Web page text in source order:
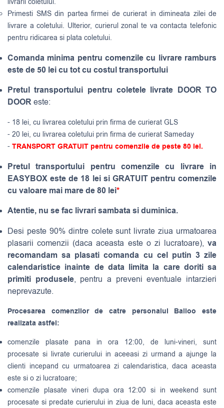
Primesti SMS din partea firmei de curierat in dimineata zilei de
livrare a coletului. Ulterior, curierul zonal te va contacta telefonic
pentru ridicarea si plata coletului.
Comanda minima pentru comenzile cu livrare ramburs
este de 50 lei cu tot cu costul transportului
Pretul transportului pentru coletele livrate DOOR TO
DOOReste:
- 18 lei, cu livrarea coletului prin firma de curierat GLS
- 20 lei, cu livrarea coletului prin firma de curierat Sameday
- TRANSPORT GRATUIT pentru comenzile de peste 80 lei.
Pretul transportului pentru comenzile cu livrare in
EASYBOX este de 18 lei si GRATUIT pentru comenzile
cu valoare mai mare de 80 lei*
Atentie, nu se fac livrari sambata si duminica.
Desi peste 90% dintre colete sunt livrate ziua urmatoarea
plasarii comenzii (daca aceasta este o zi lucratoare), va
recomandam sa plasati comanda cu cel putin 3 zile
calendaristice inainte de data limita la care doriti sa
primiti produsele, pentru a preveni eventuale intarzieri
neprevazute.
Procesarea comenzilor de catre personalul Balloo este
realizata astfel:
comenzile plasate pana in ora 12:00, de luni-vineri, sunt
procesate si livrate curierului in aceeasi zi urmand a ajunge la
clienti incepand cu urmatoarea zi calendaristica, daca aceasta
este si o zi lucratoare;
comenzile plasate vineri dupa ora 12:00 si in weekend sunt
procesate si predate curierului in ziua de luni, daca aceasta este